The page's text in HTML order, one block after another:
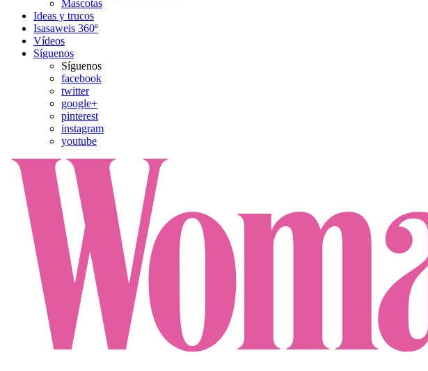
Mascotas
Ideas y trucos
Isasaweis 360º
Vídeos
Síguenos
Síguenos
facebook
twitter
google+
pinterest
instagram
youtube